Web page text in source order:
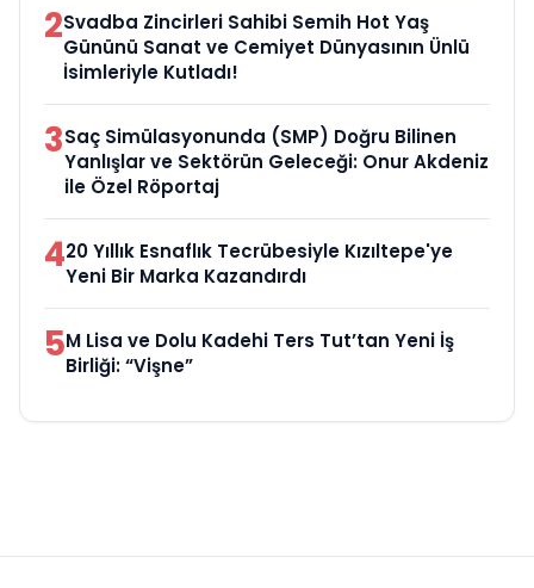
2Svadba Zincirleri Sahibi Semih Hot Yaş
Gününü Sanat ve Cemiyet Dünyasının Ünlü
İsimleriyle Kutladı!
3Saç Simülasyonunda (SMP) Doğru Bilinen
Yanlışlar ve Sektörün Geleceği: Onur Akdeniz
ile Özel Röportaj
420 Yıllık Esnaflık Tecrübesiyle Kızıltepe'ye
Yeni Bir Marka Kazandırdı
5M Lisa ve Dolu Kadehi Ters Tut’tan Yeni İş
Birliği: “Vişne”